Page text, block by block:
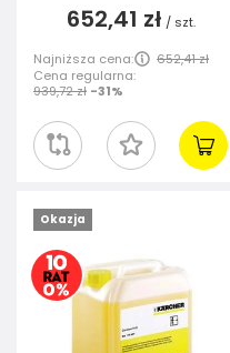
652,41 zł / szt.
Najniższa cena:
652,41 zł
Cena regularna:
939,72 zł -31%
Okazja